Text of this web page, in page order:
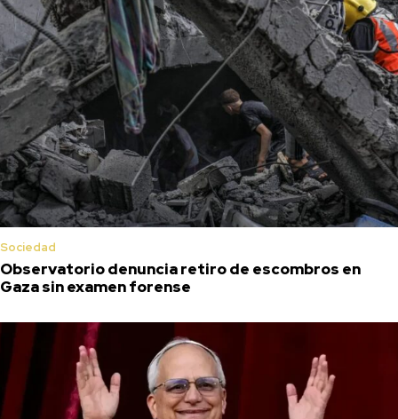
Sociedad
Observatorio denuncia retiro de escombros en
Gaza sin examen forense